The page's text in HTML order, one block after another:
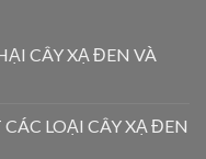
CÂY XẠ ĐEN VÀ
LOẠI CÂY XẠ ĐEN